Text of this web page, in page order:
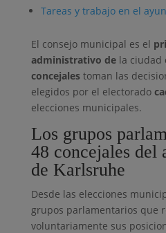
Tareas y trabajo en el
El consejo municipal es el
administrativo dela ciudad
concejalestoman las
elegidos por el electorado
elecciones municipales.
Los grupos
48 concejales del
de Karlsruhe
Desde las elecciones
grupos parlamentarios que
voluntariamente sus